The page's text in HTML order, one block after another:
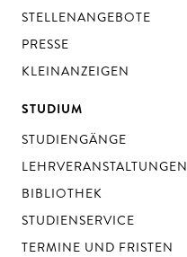
STELLENANGEBOTE
PRESSE
KLEINANZEIGEN
STUDIUM
STUDIENGÄNGE
LEHRVERANSTALTUNGEN
BIBLIOTHEK
STUDIENSERVICE
TERMINE UND FRISTEN